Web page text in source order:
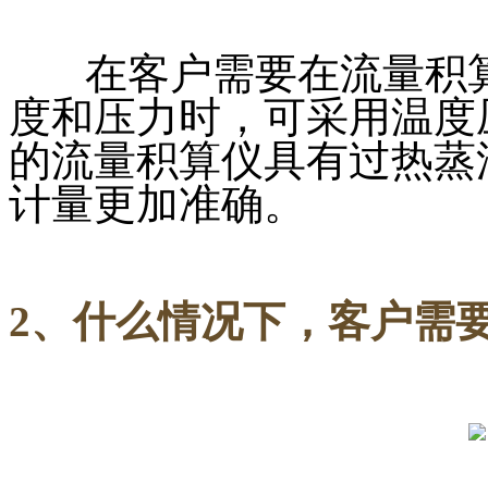
在客户需要在流量积
度和压力时，可采用温
的流量积算仪具有过热
计量更加准确。
2、什么情况下，客户需